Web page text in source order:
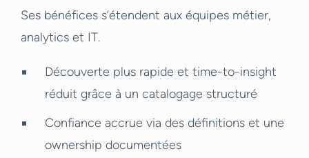
Ses bénéfices s’étendent aux équipes métier,
analytics et IT.
Découverte plus rapide et time-to-insight
réduit grâce à un catalogage structuré
Confiance accrue via des définitions et une
ownership documentées